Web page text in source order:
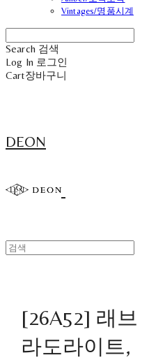
Vintages/명품시계
Search 검색
Log In 로그인
Cart장바구니
DEON
[26A52] 래브
라도라이트,